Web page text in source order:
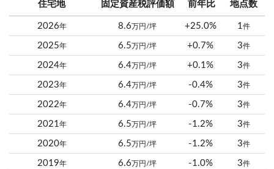
住宅地 固定資産税評価額 前年比 地点数
2026年 8.6 万円/坪 +25.0% 1件
2025年 6.5 万円/坪 +0.7% 3件
2024年 6.4 万円/坪 +0.1% 3件
2023年 6.4 万円/坪 -0.4% 3件
2022年 6.4 万円/坪 -0.7% 3件
2021年 6.5 万円/坪 -1.2% 3件
2020年 6.5 万円/坪 -1.2% 3件
2019年 6.6 万円/坪 -1.0% 3件